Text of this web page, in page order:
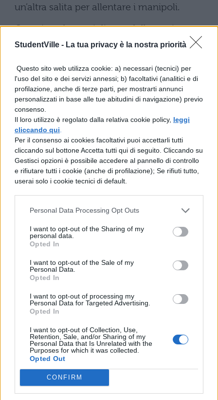
StudentVille - La tua privacy è la nostra priorità
Questo sito web utilizza cookie: a) necessari (tecnici) per
l'uso del sito e dei servizi annessi; b) facoltativi (analitici e di
profilazione, anche di terze parti, per mostrarti annunci
personalizzati in base alle tue abitudini di navigazione) previo
consenso.
Il loro utilizzo è regolato dalla relativa cookie policy, leggi
cliccando qui
Per il consenso ai cookies facoltativi puoi accettarli tutti
cliccando sul bottone Accetta tutti qui di seguito. Cliccando su
Gestisci opzioni è possibile accedere al pannello di controllo
e rifiutare tutti i cookie (anche di profilazione); Se rifiuti tutto,
userai solo i cookie tecnici di default.
Personal Data Processing Opt Outs
I want to opt-out of the Sharing of my
personal data.
Opted In
I want to opt-out of the Sale of my
Personal Data.
Opted In
I want to opt-out of processing my
Personal Data for Targeted Advertising.
Opted In
I want to opt-out of Collection, Use,
Retention, Sale, and/or Sharing of my
Personal Data that Is Unrelated with the
Purposes for which it was collected.
Opted Out
CONFIRM
un’altra salita per allentare i manipoli.
Questi per la somiglianza delle armi
terrorizzarono molto i nostri, e anche se li
segnale che era solito essere pattuito,
tuttavia i soldati credevano che fosse stato
fatto dai nemici proprio per ingannarli.
Nello stesso tempo il centurione L. Fabio e
quelli che insieme avevano scalato il muro,
attorniati ed uccisi erano precipitati
dal muro. M. Petronio, centurione della
le porte, incalzato dalla folla e disperando
per sé e ricevute ormai molte ferite, ai suoi
seguito “Poiché, disse, non posso salvare
insieme con voi, provvederò certamente
brama di gloria ho trascinato nel
pericolo. Voi, datovi il permesso, badate a
Contemporaneamente si lanciò in mezzo ai